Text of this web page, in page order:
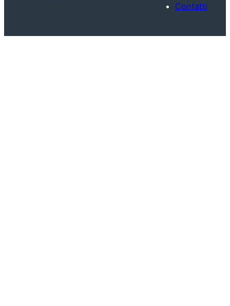
Contatti